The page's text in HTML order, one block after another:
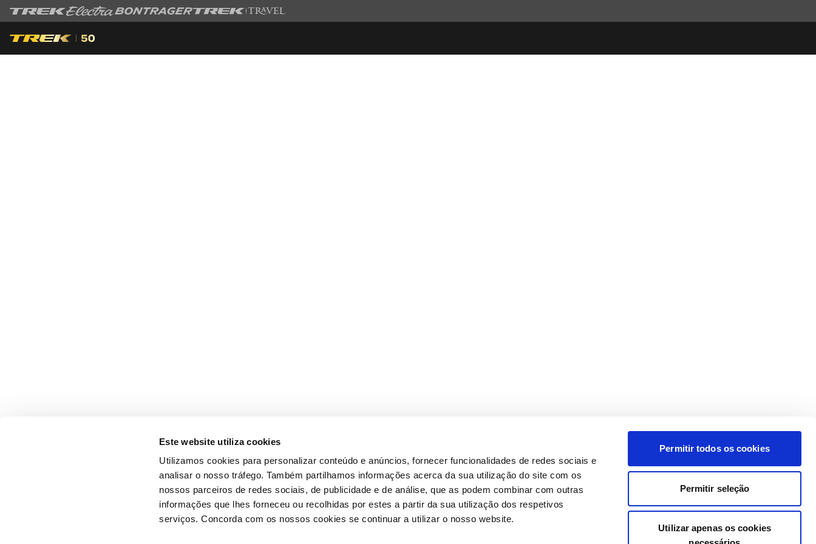
Este website utiliza cookies
Utilizamos cookies para personalizar conteúdo e anúncios, fornecer funcionalidades de redes sociais e
analisar o nosso tráfego. Também partilhamos informações acerca da sua utilização do site com os
nossos parceiros de redes sociais, de publicidade e de análise, que as podem combinar com outras
informações que lhes forneceu ou recolhidas por estes a partir da sua utilização dos respetivos
serviços. Concorda com os nossos cookies se continuar a utilizar o nosso website.
Permitir todos os cookies
Permitir seleção
Utilizar apenas os cookies